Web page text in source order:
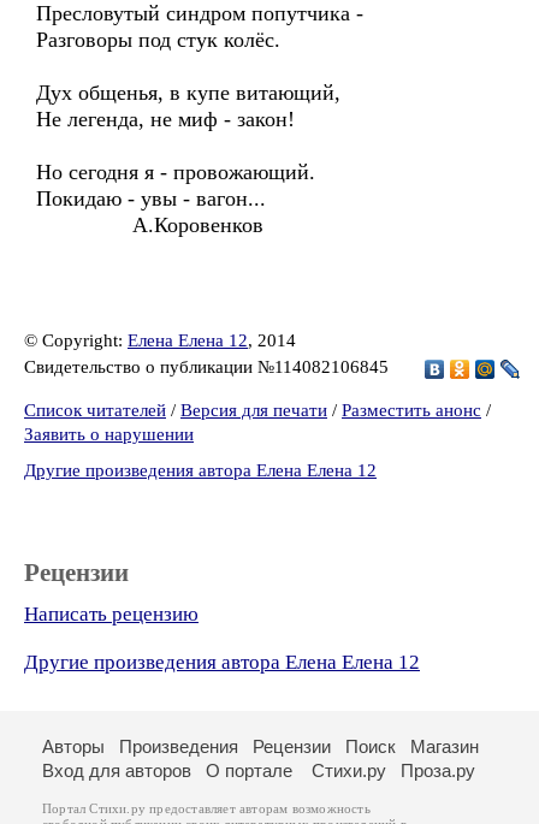
Пресловутый синдром попутчика -
Разговоры под стук колёс.
Дух общенья, в купе витающий,
Не легенда, не миф - закон!
Но сегодня я - провожающий.
Покидаю - увы - вагон...
А.Коровенков
© Copyright: Елена Елена 12, 2014
Свидетельство о публикации №114082106845
Список читателей / Версия для печати / Разместить анонс /
Заявить о нарушении
Другие произведения автора Елена Елена 12
Рецензии
Написать рецензию
Другие произведения автора Елена Елена 12
Авторы Произведения Рецензии Поиск
Магазин
Вход для авторов
О портале Стихи.ру Проза.ру
Портал Стихи.ру предоставляет авторам возможность